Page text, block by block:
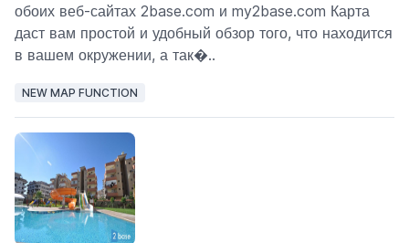
обоих веб-сайтах 2base.com и my2base.com Карта
даст вам простой и удобный обзор того, что находится
в вашем окружении, а так�..
NEW MAP FUNCTION